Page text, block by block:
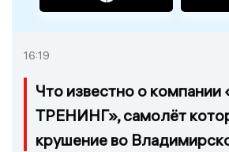
16:19
Что известно о
ТРЕНИНГ», самолёт
крушение во